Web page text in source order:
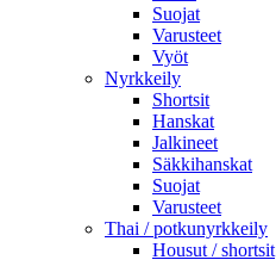
Suojat
Varusteet
Vyöt
Nyrkkeily
Shortsit
Hanskat
Jalkineet
Säkkihanskat
Suojat
Varusteet
Thai / potkunyrkkeily
Housut / shortsit